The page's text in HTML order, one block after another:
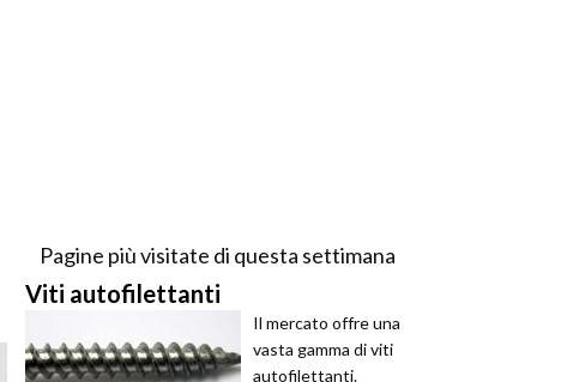
Pagine più visitate di questa settimana
Viti autofilettanti
Il mercato offre una
vasta gamma di viti
autofilettanti.